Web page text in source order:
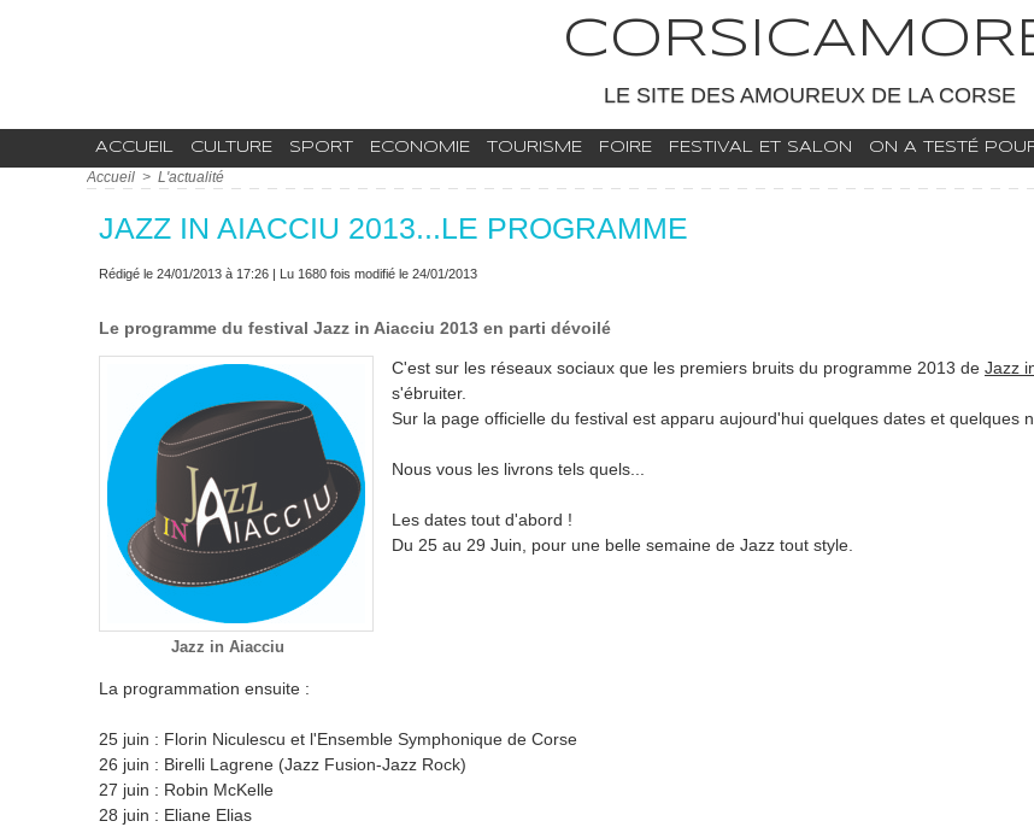
LE SITE DES AMOUREUX DE LA CORSE
ACCUEIL CULTURE SPORT ECONOMIE TOURISME FOIRE FESTIVAL ET SALON ON A TESTÉ
Accueil > L'actualité
JAZZ IN AIACCIU 2013...LE PROGRAMME
Rédigé le 24/01/2013 à 17:26 | Lu 1680 fois modifié le 24/01/2013
Le programme du festival Jazz in Aiacciu 2013 en parti dévoilé
Jazz in Aiacciu
C'est sur les réseaux sociaux que les premiers bruits du programme 2013 de Jazz
s'ébruiter.
Sur la page officielle du festival est apparu aujourd'hui quelques dates et quelques
Nous vous les livrons tels quels...
Les dates tout d'abord !
Du 25 au 29 Juin, pour une belle semaine de Jazz tout style.
La programmation ensuite :
25 juin : Florin Niculescu et l'Ensemble Symphonique de Corse
26 juin : Birelli Lagrene (Jazz Fusion-Jazz Rock)
27 juin : Robin McKelle
28 juin : Eliane Elias